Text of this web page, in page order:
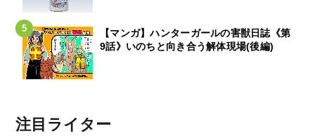
【マンガ】ハンターガールの害獣日誌《第
9話》いのちと向き合う解体現場(後編)
注目ライター